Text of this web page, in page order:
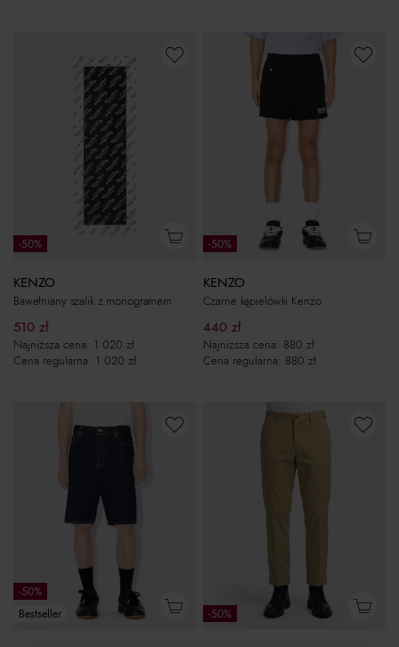
-50%
KENZO
Bawełniany szalik z monogramem
510 zł
Najniższa cena: 1 020 zł
Cena regularna: 1 020 zł
-50%
KENZO
Czarne kąpielówki Kenzo
440 zł
Najniższa cena: 880 zł
Cena regularna: 880 zł
-50%
Bestseller
-50%